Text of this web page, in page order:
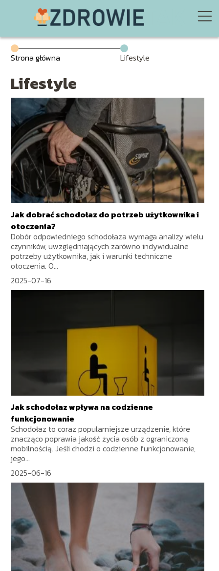
Strona główna Lifestyle
Lifestyle
Jak dobrać schodołaz do potrzeb użytkownika i
otoczenia?
Dobór odpowiedniego schodołaza wymaga analizy wielu
czynników, uwzględniających zarówno indywidualne
potrzeby użytkownika, jak i warunki techniczne
otoczenia. O...
2025-07-16
Jak schodołaz wpływa na codzienne
funkcjonowanie
Schodołaz to coraz popularniejsze urządzenie, które
znacząco poprawia jakość życia osób z ograniczoną
mobilnością. Jeśli chodzi o codzienne funkcjonowanie,
jego...
2025-06-16